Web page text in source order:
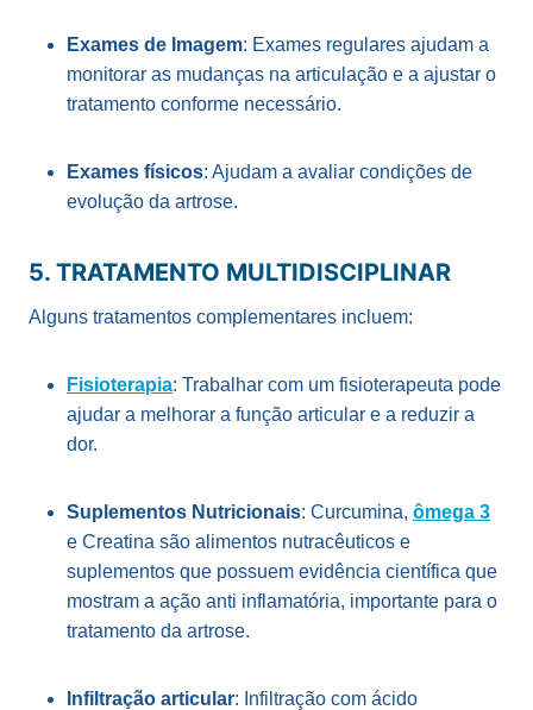
Exames de Imagem: Exames regulares ajudam a
monitorar as mudanças na articulação e a ajustar o
tratamento conforme necessário.
Exames físicos: Ajudam a avaliar condições de
evolução da artrose.
5. TRATAMENTO MULTIDISCIPLINAR
Alguns tratamentos complementares incluem:
Fisioterapia: Trabalhar com um fisioterapeuta pode
ajudar a melhorar a função articular e a reduzir a
dor.
Suplementos Nutricionais: Curcumina, ômega 3
e Creatina são alimentos nutracêuticos e
suplementos que possuem evidência científica que
mostram a ação anti inflamatória, importante para o
tratamento da artrose.
Infiltração articular: Infiltração com ácido